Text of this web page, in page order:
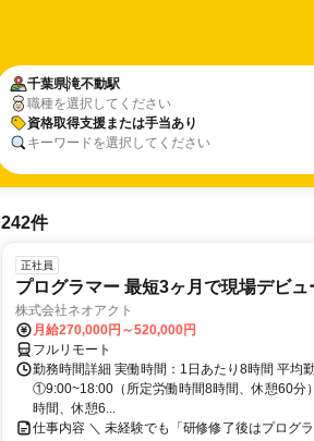
千葉県滝不動駅
職種を選択してください
資格取得支援または手当あり
キーワードを選択してください
242件
正社員
プログラマー 最短3ヶ月で現場デビュ
株式会社ネオアクト
月給270,000円～520,000円
フルリモート
勤務時間詳細 実働時間：1日あたり8時間 平均
①9:00~18:00（所定労働時間8時間、休憩60
時間、休憩6...
仕事内容 ＼ 未経験でも「研修修了後はプログ